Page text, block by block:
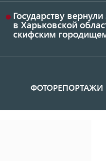
Государству
в Харьковской
скифским
ФОТОРЕПОРТАЖИ